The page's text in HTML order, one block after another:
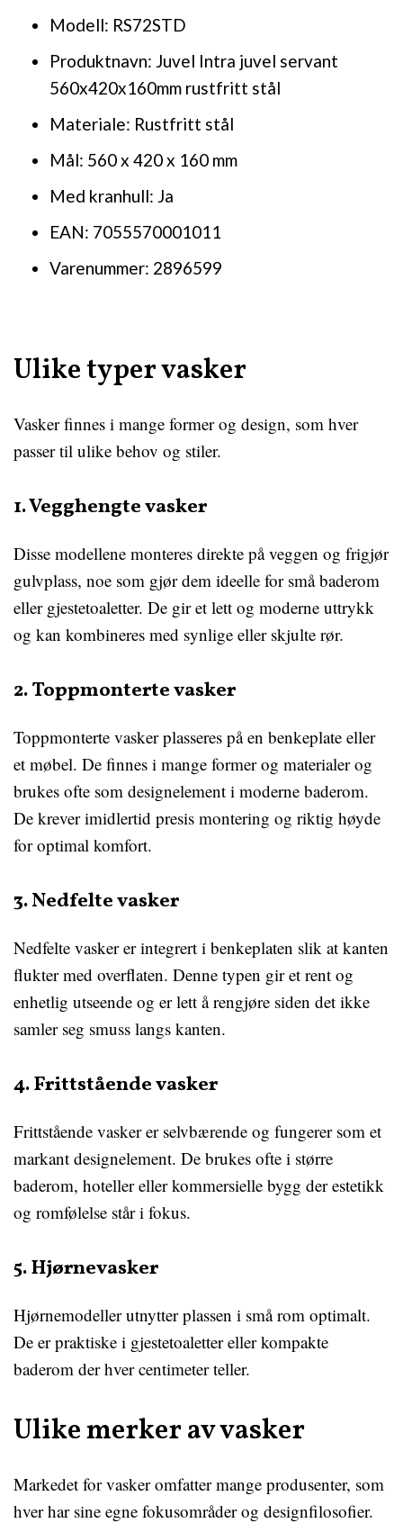
Modell: RS72STD
Produktnavn: Juvel Intra juvel servant
560x420x160mm rustfritt stål
Materiale: Rustfritt stål
Mål: 560 x 420 x 160 mm
Med kranhull: Ja
EAN: 7055570001011
Varenummer: 2896599
Ulike typer vasker
Vasker finnes i mange former og design, som hver
passer til ulike behov og stiler.
1. Vegghengte vasker
Disse modellene monteres direkte på veggen og frigjør
gulvplass, noe som gjør dem ideelle for små baderom
eller gjestetoaletter. De gir et lett og moderne uttrykk
og kan kombineres med synlige eller skjulte rør.
2. Toppmonterte vasker
Toppmonterte vasker plasseres på en benkeplate eller
et møbel. De finnes i mange former og materialer og
brukes ofte som designelement i moderne baderom.
De krever imidlertid presis montering og riktig høyde
for optimal komfort.
3. Nedfelte vasker
Nedfelte vasker er integrert i benkeplaten slik at kanten
flukter med overflaten. Denne typen gir et rent og
enhetlig utseende og er lett å rengjøre siden det ikke
samler seg smuss langs kanten.
4. Frittstående vasker
Frittstående vasker er selvbærende og fungerer som et
markant designelement. De brukes ofte i større
baderom, hoteller eller kommersielle bygg der estetikk
og romfølelse står i fokus.
5. Hjørnevasker
Hjørnemodeller utnytter plassen i små rom optimalt.
De er praktiske i gjestetoaletter eller kompakte
baderom der hver centimeter teller.
Ulike merker av vasker
Markedet for vasker omfatter mange produsenter, som
hver har sine egne fokusområder og designfilosofier.